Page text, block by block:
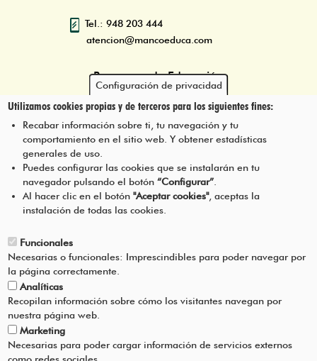
Tel.: 948 203 444
atencion@mancoeduca.com
Programa de Educación
Ambiental Escolar de la
Mancomunidad de la Comarca
de Pamplona
Pie
Menú
CONTÁCTANOS
CONDICIONES DEL SERVICIO
POLÍTICA DE PRIVACIDAD
Configuración de privacidad
Utilizamos cookies propias y de terceros para los siguientes fines:
Recabar información sobre ti, tu navegación y tu
comportamiento en el sitio web. Y obtener estadísticas
generales de uso.
Puedes configurar las cookies que se instalarán en tu
navegador pulsando el botón“Configurar”
Al hacer clic en el botón"Aceptar cookies", aceptas la
instalación de todas las cookies.
Funcionales
Necesarias o funcionales: Imprescindibles para poder navegar por
la página correctamente.
Analíticas
Recopilan información sobre cómo los visitantes navegan por
nuestra página web.
Marketing
Necesarias para poder cargar información de servicios externos